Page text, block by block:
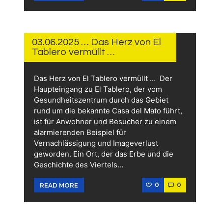
2025
03.06.2025 … Das Herz von El
Tablero vermüllt …
Das Herz von El Tablero vermüllt … Der
Haupteingang zu El Tablero, der vom
Gesundheitszentrum durch das Gebiet
rund um die bekannte Casa del Mato führt,
ist für Anwohner und Besucher zu einem
alarmierenden Beispiel für
Vernachlässigung und Imageverlust
geworden. Ein Ort, der das Erbe und die
Geschichte des Viertels…
READ MORE 0 0